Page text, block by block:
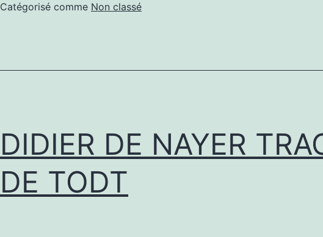
Catégorisé comme Non classé
DIDIER DE NAYER
DE TODT